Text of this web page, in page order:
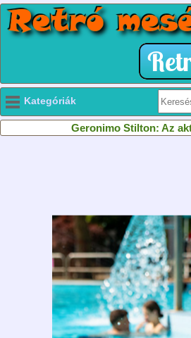
Kategóriák
Geronimo Stilton: Az